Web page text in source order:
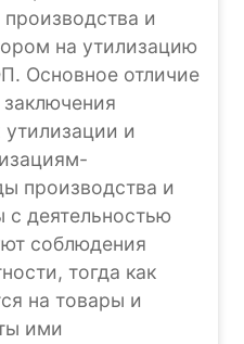
и
на утилизацию
Основное отличие
и
производства и
с деятельностью
соблюдения
тогда как
на товары и
ими